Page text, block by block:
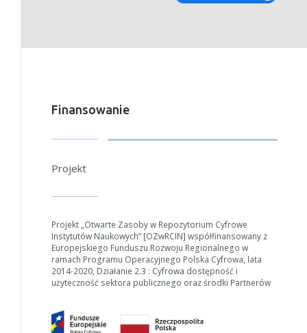
może się wydłużyć.
Finansowanie
Projekt
Projekt „Otwarte Zasoby w Repozytorium Cyfrowe
Instytutów Naukowych” [OZwRCIN] współfinansowany z
Europejskiego Funduszu Rozwoju Regionalnego w
ramach Programu Operacyjnego Polska Cyfrowa, lata
2014-2020, Działanie 2.3 : Cyfrowa dostępność i
użyteczność sektora publicznego oraz środki Partnerów